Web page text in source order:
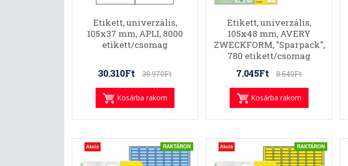
Etikett, univerzális,
105x37 mm, APLI, 8000
etikett/csomag
30.310Ft 38.970Ft
Kosárba rakom
Etikett, univerzális,
105x48 mm, AVERY
ZWECKFORM, "Sparpack",
780 etikett/csomag
7.045Ft 8.540Ft
Kosárba rakom
Akció RAKTÁRON Akció RAKTÁRON